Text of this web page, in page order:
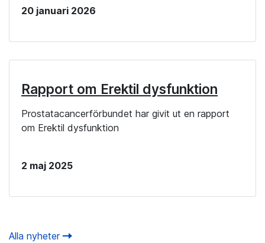
20 januari 2026
Rapport om Erektil dysfunktion
Prostatacancerförbundet har givit ut en rapport
om Erektil dysfunktion
2 maj 2025
Alla nyheter